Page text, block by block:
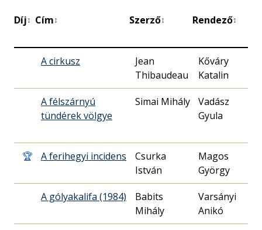
Díj↕ Cím↕ Szerző↕ Rendező↕
A cirkusz
Jean
Thibaudeau
Kőváry
Katalin
A félszárnyú
tündérek völgye
Simai Mihály
Vadász
Gyula
🏆 A ferihegyi incidens
Csurka
István
Magos
György
A gólyakalifa (1984)
Babits
Mihály
Varsányi
Anikó